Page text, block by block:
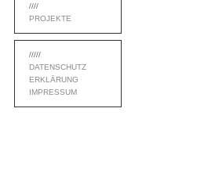
////
PROJEKTE
/////
DATENSCHUTZ
ERKLÄRUNG
IMPRESSUM